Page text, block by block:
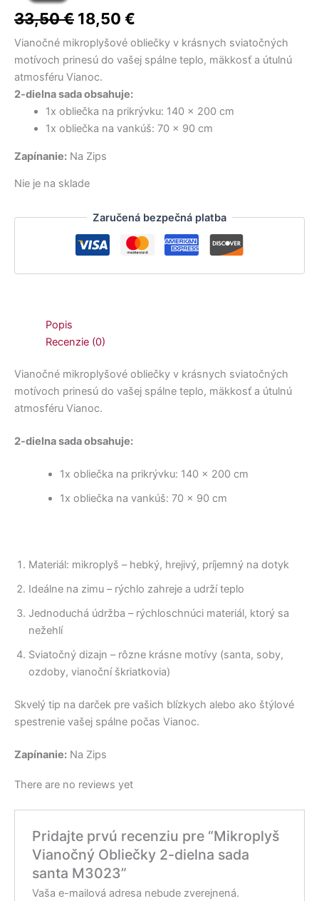
33,50€
bola:
33,50 €.
18,50 €
18,50 €.
Vianočné mikroplyšové obliečky v krásnych sviatočných
motívoch prinesú do vašej spálne teplo, mäkkosť a útulnú
atmosféru Vianoc.
2-dielna sada obsahuje:
1x obliečka na prikrývku: 140 × 200 cm
1x obliečka na vankúš: 70 × 90 cm
Zapínanie: Na Zips
Nie je na sklade
Zaručená bezpečná platba
Popis
Recenzie (0)
Vianočné mikroplyšové obliečky v krásnych sviatočných
motívoch prinesú do vašej spálne teplo, mäkkosť a útulnú
atmosféru Vianoc.
2-dielna sada obsahuje:
1x obliečka na prikrývku: 140 × 200 cm
1x obliečka na vankúš: 70 × 90 cm
Materiál: mikroplyš – hebký, hrejivý, príjemný na dotyk
Ideálne na zimu – rýchlo zahreje a udrží teplo
Jednoduchá údržba – rýchloschnúci materiál, ktorý sa
nežehlí
Sviatočný dizajn – rôzne krásne motívy (santa, soby,
ozdoby, vianoční škriatkovia)
Skvelý tip na darček pre vašich blízkych alebo ako štýlové
spestrenie vašej spálne počas Vianoc.
Zapínanie: Na Zips
There are no reviews yet
Pridajte prvú recenziu pre “Mikroplyš
Vianočný Obliečky 2-dielna sada
santa M3023”
Vaša e-mailová adresa nebude zverejnená.
bola:
15,00 €.
bola:
22,00 €.
bola:
36,00 €.